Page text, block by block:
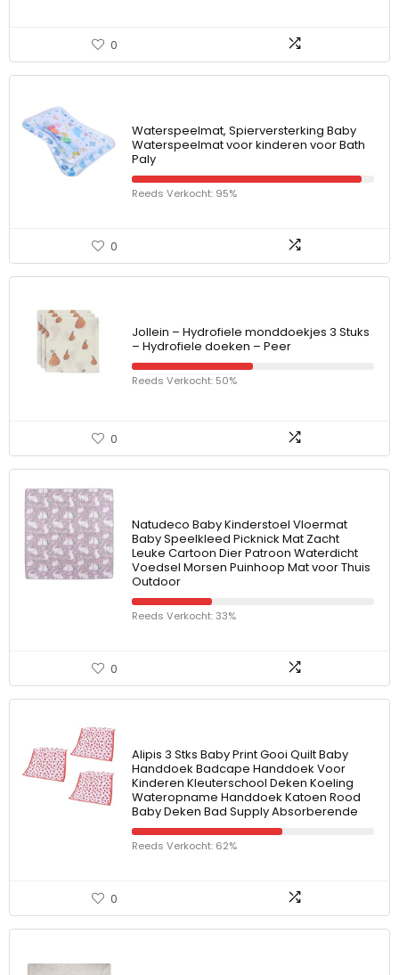
0
Waterspeelmat, Spierversterking Baby
Waterspeelmat voor kinderen voor Bath
Paly
Reeds Verkocht: 95%
0
Jollein – Hydrofiele monddoekjes 3 Stuks
– Hydrofiele doeken – Peer
Reeds Verkocht: 50%
0
Natudeco Baby Kinderstoel Vloermat
Baby Speelkleed Picknick Mat Zacht
Leuke Cartoon Dier Patroon Waterdicht
Voedsel Morsen Puinhoop Mat voor Thuis
Outdoor
Reeds Verkocht: 33%
0
Alipis 3 Stks Baby Print Gooi Quilt Baby
Handdoek Badcape Handdoek Voor
Kinderen Kleuterschool Deken Koeling
Wateropname Handdoek Katoen Rood
Baby Deken Bad Supply Absorberende
Reeds Verkocht: 62%
0